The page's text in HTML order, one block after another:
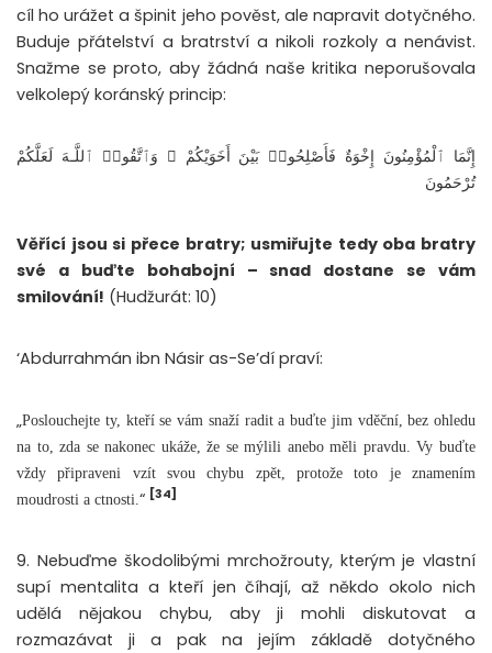
cíl ho urážet a špinit jeho pověst, ale napravit dotyčného.
Buduje přátelství a bratrství a nikoli rozkoly a nenávist.
Snažme se proto, aby žádná naše kritika neporušovala
velkolepý koránský princip:
إِنَّمَا ٱلْمُؤْمِنُونَ إِخْوَةٌ فَأَصْلِحُوا۟ بَيْنَ أَخَوَيْكُمْ ۚ وَٱتَّقُوا۟ ٱللَّـهَ لَعَلَّكُمْ
تُرْحَمُونَ
Věřící jsou si přece bratry; usmiřujte tedy oba bratry
své a buďte bohabojní – snad dostane se vám
smilování! (Hudžurát: 10)
‘Abdurrahmán ibn Násir as-Se’dí praví:
„Poslouchejte ty, kteří se vám snaží radit a buďte jim vděční, bez ohledu
na to, zda se nakonec ukáže, že se mýlili anebo měli pravdu. Vy buďte
vždy připraveni vzít svou chybu zpět, protože toto je znamením
moudrosti a ctnosti. “ [34]
9. Nebuďme škodolibými mrchožrouty, kterým je vlastní
supí mentalita a kteří jen číhají, až někdo okolo nich
udělá nějakou chybu, aby ji mohli diskutovat a
rozmazávat ji a pak na jejím základě dotyčného